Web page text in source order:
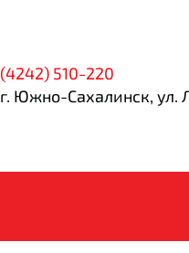
(4242) 510-220
г. Южно-Сахалинск, ул.